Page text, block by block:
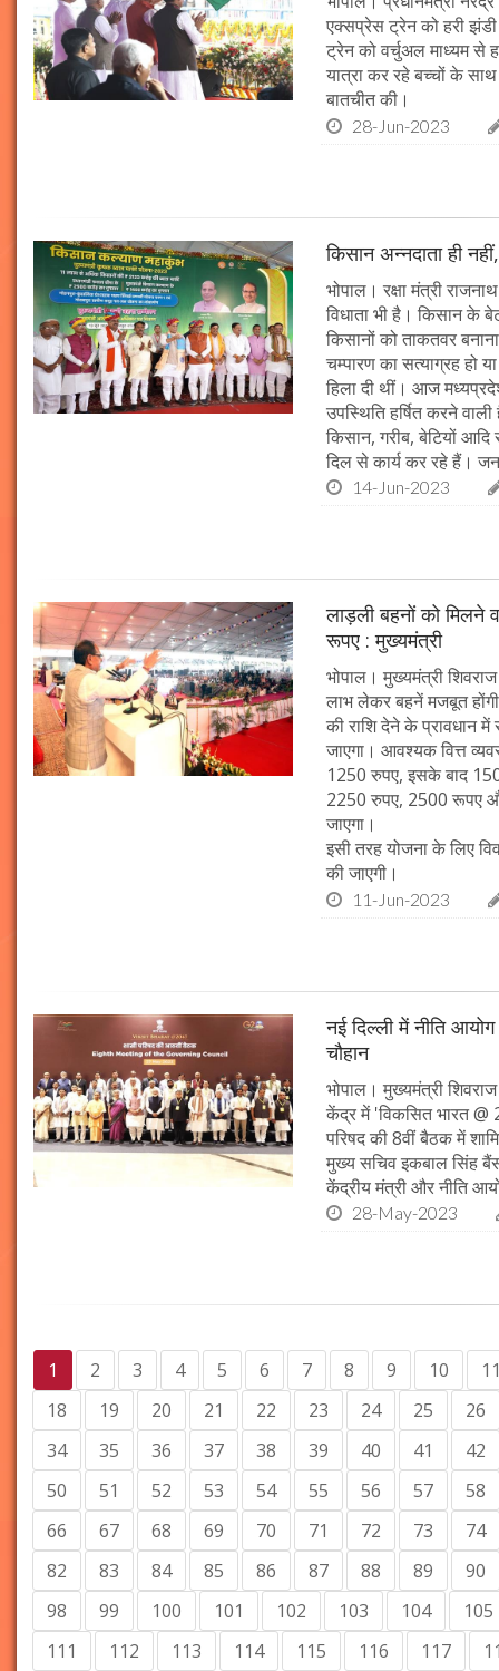
एक्सप्रेस ट्रेन को हरी झंडी
ट्रेन को वर्चुअल माध्यम से
यात्रा कर रहे बच्चों के
बातचीत की।
28-Jun-2023
किसान अन्नदाता ही
भोपाल। रक्षा मंत्री
विधाता भी है। किसान के
किसानों को ताकतवर
चम्पारण का सत्याग्रह हो
हिला दी थीं। आज
उपस्थिति हर्षित करने
किसान, गरीब, बेटियों
दिल से कार्य कर रहे हैं।
14-Jun-2023
लाड़ली बहनों को मिलने
रूपए : मुख्यमंत्री
भोपाल। मुख्यमंत्री
लाभ लेकर बहनें मजबूत
की राशि देने के प्रावधान
जाएगा। आवश्यक वित्त
1250 रुपए, इसके बाद
2250 रुपए, 2500 रूपए
जाएगा।
इसी तरह योजना के लिए
की जाएगी।
11-Jun-2023
नई दिल्ली में नीति
चौहान
भोपाल। मुख्यमंत्री
केंद्र में 'विकसित भारत @
परिषद की 8वीं बैठक में
मुख्य सचिव इकबाल सिंह
केंद्रीय मंत्री और नीति
28-May-2023
1 2 3 4 5 6 7 8 9 10
18
19 20 21 22 23 24 25
26
34
35 36 37 38 39 40 41
42
50
51 52 53 54 55 56 57
58
66
67 68 69 70 71 72 73
74
82
83 84 85 86 87 88 89
90
98
99 100 101 102 103 104
105
111
112 113 114 115 116 117